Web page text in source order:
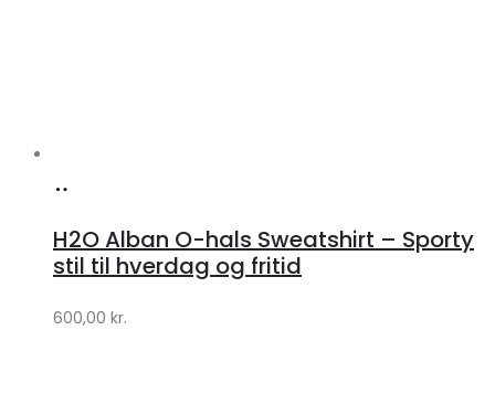
Lykke
Lykke
H2O Alban O-hals Sweatshirt – Sporty
stil til hverdag og fritid
600,00 kr.